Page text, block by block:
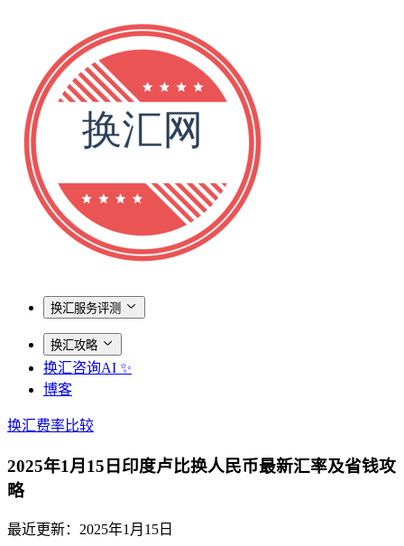
换汇服务评测
换汇攻略
换汇咨询AI ✨
博客
换汇费率比较
2025年1月15日印度卢比换人民币最新汇率及省钱攻
略
最近更新： 2025年1月15日